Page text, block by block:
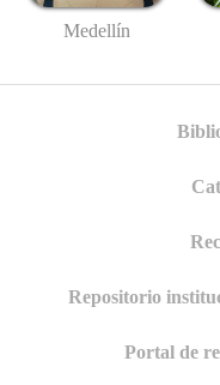
Medellín
Repositorio
Portal de